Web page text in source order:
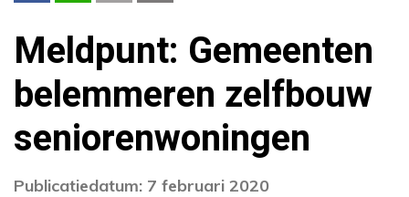
Meldpunt: Gemeenten
belemmeren zelfbouw
seniorenwoningen
Publicatiedatum: 7 februari 2020